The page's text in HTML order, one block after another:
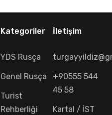
Kategoriler
YDS Rusça
Genel Rusça
Turist
Rehberliği
İletişim
+90555 544
45 58
Kartal / İST